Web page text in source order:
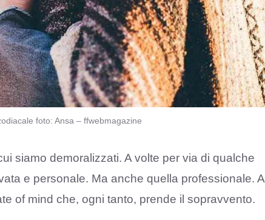
foto: Ansa – ffwebmagazine
siamo demoralizzati. A volte per via di qualche
e personale. Ma anche quella professionale. A
of mind che, ogni tanto, prende il sopravvento.